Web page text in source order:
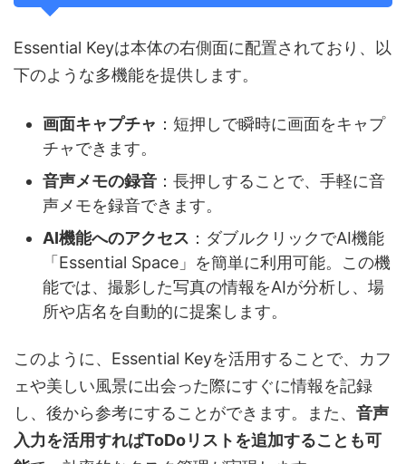
Essential Keyは本体の右側面に配置されており、以
下のような多機能を提供します。
画面キャプチャ ：短押しで瞬時に画面をキャプ
チャできます。
音声メモの録音 ：長押しすることで、手軽に音
声メモを録音できます。
AI機能へのアクセス ：ダブルクリックでAI機能
「Essential Space」を簡単に利用可能。この機
能では、撮影した写真の情報をAIが分析し、場
所や店名を自動的に提案します。
このように、Essential Keyを活用することで、カフ
ェや美しい風景に出会った際にすぐに情報を記録
し、後から参考にすることができます。また、 音声
入力を活用すればToDoリストを追加することも可